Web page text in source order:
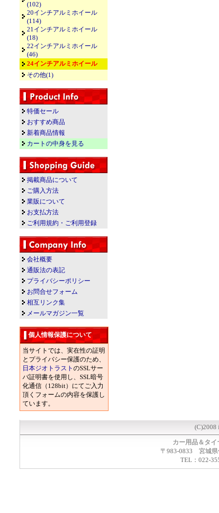
(102)
20インチアルミホイール
(114)
21インチアルミホイール
(18)
22インチアルミホイール
(46)
24インチアルミホイール
その他(1)
特価セール
おすすめ商品
新着商品情報
カートの中身を見る
掲載商品について
ご購入方法
業販について
お支払方法
ご利用規約・ご利用登録
会社概要
通販法の表記
プライバシーポリシー
お問合せフォーム
相互リンク集
メールマガジン一覧
個人情報保護について
当サイトでは、実在性の証明
とプライバシー保護のため、
日本ジオトラスト のSSLサー
バ証明書を使用し、SSL暗号
化通信（128bit）にてご入力
頂くフォームの内容を保護し
ています。
(C)2008
カー用品＆タ
〒983-0833 宮城県
TEL：022-